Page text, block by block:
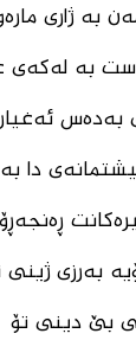
بە ژاری
بە لەکەی
بەدەس
دا
ڕەنجەڕۆ
بەرزی ژینی
بێ دینی تۆ